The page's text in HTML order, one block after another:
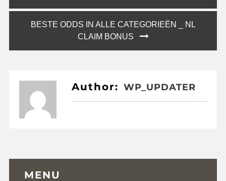
BESTE ODDS IN ALLE CATEGORIEËN _ NL
CLAIM BONUS
Author: WP_UPDATER
MENU